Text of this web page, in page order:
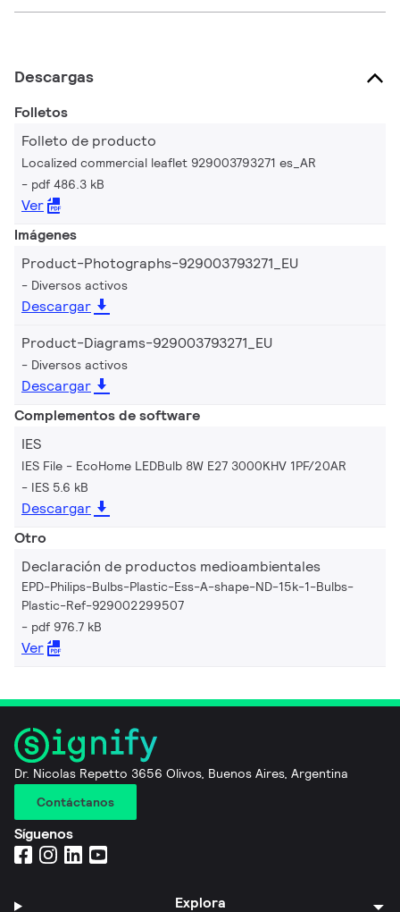
Descargas
Folletos
Folleto de producto
Localized commercial leaflet 929003793271 es_AR
pdf 486.3 kB
Ver
Imágenes
Product-Photographs-929003793271_EU
Diversos activos
Descargar
Product-Diagrams-929003793271_EU
Diversos activos
Descargar
Complementos de software
IES
IES File - EcoHome LEDBulb 8W E27 3000KHV 1PF/20AR
IES 5.6 kB
Descargar
Otro
Declaración de productos medioambientales
EPD-Philips-Bulbs-Plastic-Ess-A-shape-ND-15k-1-Bulbs-
Plastic-Ref-929002299507
pdf 976.7 kB
Ver
Dr. Nicolas Repetto 3656 Olivos, Buenos Aires, Argentina
Contáctanos
Síguenos
Explora